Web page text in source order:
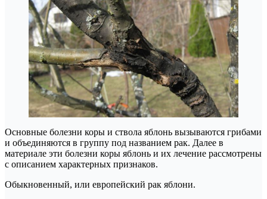
Основные болезни коры и ствола яблонь вызываются грибами
и объединяются в группу под названием рак. Далее в
материале эти болезни коры яблонь и их лечение рассмотрены
с описанием характерных признаков.
Обыкновенный, или европейский рак яблони.